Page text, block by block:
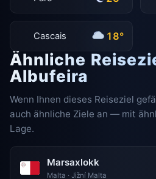
Cascais 18°
Ähnliche
Albufeira
Wenn Ihnen dieses Reiseziel
auch ähnliche Ziele an — mit
Lage.
Marsaxlokk
Malta · Jižní Malta